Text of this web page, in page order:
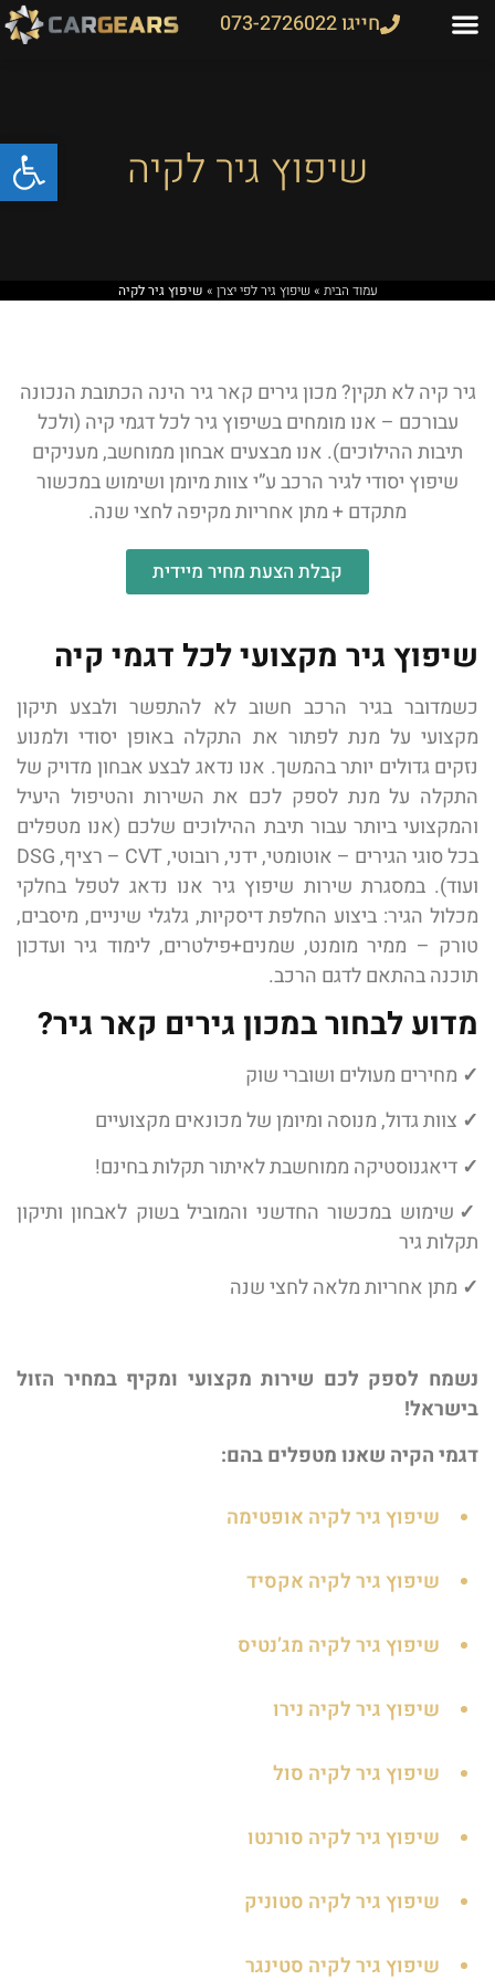
חייגו 073-2726022
שיפוץ גיר לקיה
עמוד הבית »שיפוץ גיר לפי יצרן » שיפוץ גיר לקיה
גיר קיה לא תקין? מכון גירים קאר גיר הינה הכתובת הנכונה
עבורכם – אנו מומחים בשיפוץ גיר לכל דגמי קיה (ולכל
תיבות ההילוכים). אנו מבצעים אבחון ממוחשב, מעניקים
שיפוץ יסודי לגיר הרכב ע”י צוות מיומן ושימוש במכשור
מתקדם + מתן אחריות מקיפה לחצי שנה.
קבלת הצעת מחיר מיידית
שיפוץ גיר מקצועי לכל דגמי קיה
כשמדובר בגיר הרכב חשוב לא להתפשר ולבצע תיקון
מקצועי על מנת לפתור את התקלה באופן יסודי ולמנוע
נזקים גדולים יותר בהמשך. אנו נדאג לבצע אבחון מדויק של
התקלה על מנת לספק לכם את השירות והטיפול היעיל
והמקצועי ביותר עבור תיבת ההילוכים שלכם (אנו מטפלים
בכל סוגי הגירים – אוטומטי, ידני, רובוטי, CVT – רציף, DSG
ועוד). במסגרת שירות שיפוץ גיר אנו נדאג לטפל בחלקי
מכלול הגיר: ביצוע החלפת דיסקיות, גלגלי שיניים, מיסבים,
טורק – ממיר מומנט, שמנים+פילטרים, לימוד גיר ועדכון
תוכנה בהתאם לדגם הרכב.
מדוע לבחור במכון גירים קאר גיר?
✓ מחירים מעולים ושוברי שוק
✓ צוות גדול, מנוסה ומיומן של מכונאים מקצועיים
✓ דיאגנוסטיקה ממוחשבת לאיתור תקלות בחינם!
✓ שימוש במכשור החדשני והמוביל בשוק לאבחון ותיקון
תקלות גיר
✓ מתן אחריות מלאה לחצי שנה
נשמח לספק לכם שירות מקצועי ומקיף במחיר הזול
בישראל!
דגמי הקיה שאנו מטפלים בהם:
שיפוץ גיר לקיה אופטימה
שיפוץ גיר לקיה אקסיד
שיפוץ גיר לקיה מג’נטיס
שיפוץ גיר לקיה נירו
שיפוץ גיר לקיה סול
שיפוץ גיר לקיה סורנטו
שיפוץ גיר לקיה סטוניק
שיפוץ גיר לקיה סטינגר